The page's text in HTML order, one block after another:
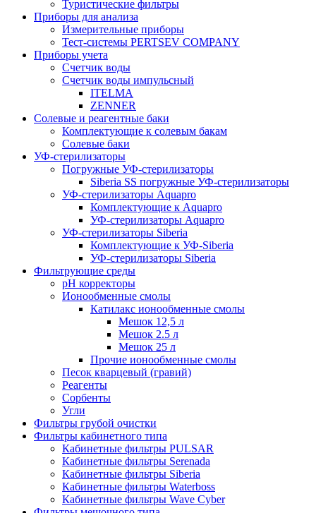
Туристические фильтры
Приборы для анализа
Измерительные приборы
Тест-системы PERTSEV COMPANY
Приборы учета
Счетчик воды
Счетчик воды импульсный
ITELMA
ZENNER
Солевые и реагентные баки
Комплектующие к солевым бакам
Солевые баки
УФ-стерилизаторы
Погружные УФ-стерилизаторы
Siberia SS погружные УФ-стерилизаторы
УФ-стерилизаторы Aquapro
Комплектующие к Aquapro
УФ-стерилизаторы Aquapro
УФ-стерилизаторы Siberia
Комплектующие к УФ-Siberia
УФ-стерилизаторы Siberia
Фильтрующие среды
pH корректоры
Ионообменные смолы
Катилакс ионообменные смолы
Мешок 12,5 л
Мешок 2.5 л
Мешок 25 л
Прочие ионообменные смолы
Песок кварцевый (гравий)
Реагенты
Сорбенты
Угли
Фильтры грубой очистки
Фильтры кабинетного типа
Кабинетные фильтры PULSAR
Кабинетные фильтры Serenada
Кабинетные фильтры Siberia
Кабинетные фильтры Waterboss
Кабинетные фильтры Wave Cyber